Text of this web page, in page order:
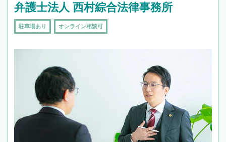
弁護士法人 西村綜合法律事務所
駐車場あり オンライン相談可